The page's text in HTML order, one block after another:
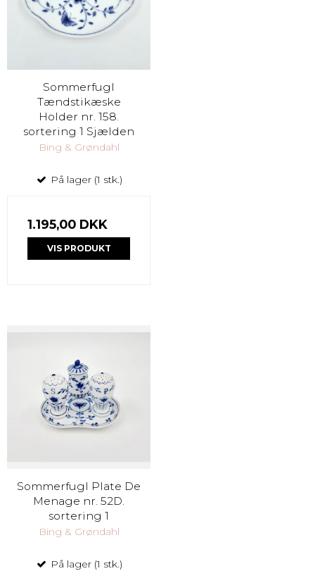
Sommerfugl
Tændstikæske
Holder nr. 158.
sortering 1 Sjælden
Bing & Grøndahl
På lager (1 stk.)
1.195,00 DKK
VIS PRODUKT
Sommerfugl Plate De
Menage nr. 52D.
sortering 1
Bing & Grøndahl
På lager (1 stk.)